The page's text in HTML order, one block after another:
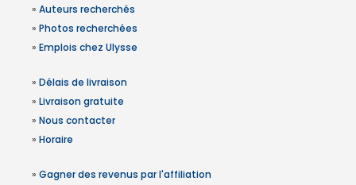
» Auteurs recherchés
» Photos recherchées
» Emplois chez Ulysse
» Délais de livraison
» Livraison gratuite
» Nous contacter
» Horaire
» Gagner des revenus par l'affiliation